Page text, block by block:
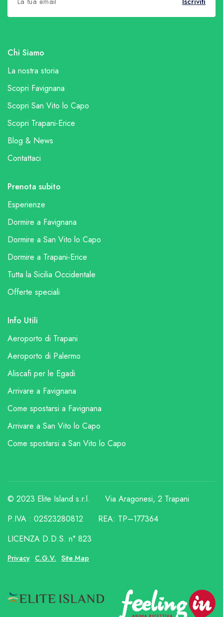
Chi Siamo
La nostra storia
Scopri Favignana
Scopri San Vito lo Capo
Scopri Trapani-Erice
Blog & News
Contattaci
Prenota subito
Esperienze
Dormire a Favignana
Dormire a San Vito lo Capo
Dormire a Trapani-Erice
Tutta la Sicilia Occidentale
Offerte speciali
Info Utili
Aeroporto di Trapani
Aeroporto di Palermo
Aliscafi per le Egadi
Arrivare a Favignana
Come spostarsi a Favignana
Arrivare a San Vito lo Capo
Come spostarsi a San Vito lo Capo
© 2023 Elite Island s.r.l.
Via Aragonesi, 2 Trapani
P.IVA : 02523280812
REA: TP–177364
LICENZA D.D.S. n° 823
Privacy C.G.V. Site Map